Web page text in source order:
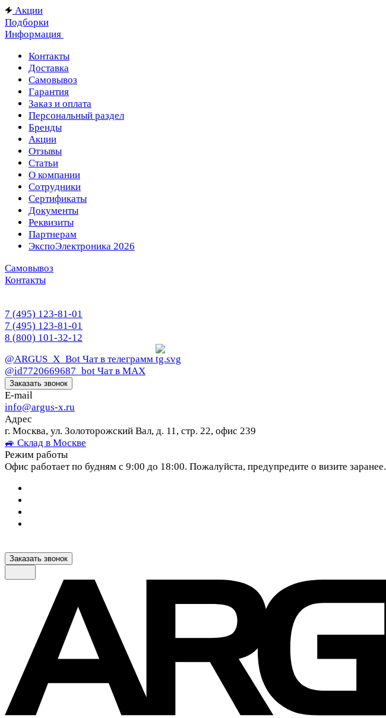
Акции
Подборки
Информация
Контакты
Доставка
Самовывоз
Гарантия
Заказ и оплата
Персональный раздел
Бренды
Акции
Отзывы
Статьи
О компании
Сотрудники
Сертификаты
Документы
Реквизиты
Партнерам
ЭкспоЭлектроника 2026
Самовывоз
Контакты
7 (495) 123-81-01
7 (495) 123-81-01
8 (800) 101-32-12
@ARGUS_X_Bot Чат в телеграмм
@id7720669687_bot Чат в МАХ
Заказать звонок
E-mail
info@argus-x.ru
Адрес
г. Москва, ул. Золоторожский Вал, д. 11, стр. 22, офис 239
🚙 Склад в Москве
Режим работы
Офис работает по будням с 9:00 до 18:00. Пожалуйста, предупредите о визите заранее.
Заказать звонок